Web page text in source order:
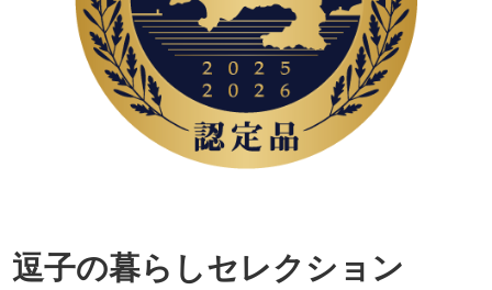
逗子の暮らしセレクション